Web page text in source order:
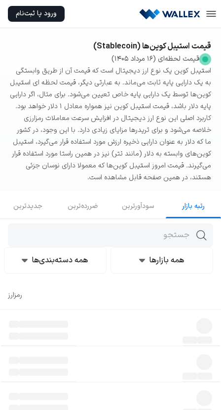
ورود یا ثبت‌نام
قیمت استیبل کوین‌ها (Stablecoin)
قیمت لحظه‌ای (16 مرداد 1405
)
استیبل کوین یک نوع ارز دیجیتال است که قیمت آن از طریق وابستگی
به یک دارایی پایه ثابت می‌ماند. به عبارتی دیگر، قیمت لحظه ای استیبل
کوین‌ها توسط یک دارایی پایه خاص تعیین می‌شود. برای مثال، اگر دارایی
پایه دلار باشد، قیمت استیبل کوین نیز همواره معادل ۱ دلار خواهد بود.
کاربرد اصلی این نوع ارز دیجیتال در افزایش سرعت معاملات رمزارزی
خلاصه می‌شود و برای تریدرها مزایای زیادی دارد. با این وجود، در کشور
ما که دلار به عنوان دارایی ذخیره ارزش مورد استفاده قرار می‌گیرد، استیبل
کوین‌های وابسته به دلار (مانند تتر) نیز در همین راستا مورد استفاده قرار
می‌گیرند. قیمت امروز استیبل کوین‌ها که معمولا دارای نوسان جزئی
هستند، در همین صفحه قابل مشاهده است.
رتبه بازار سودآور‌ترین ضرر‌ده‌ترین جدید‌ترین
همه بازارها همه دسته‌بندی‌ها
رمز‌ارز